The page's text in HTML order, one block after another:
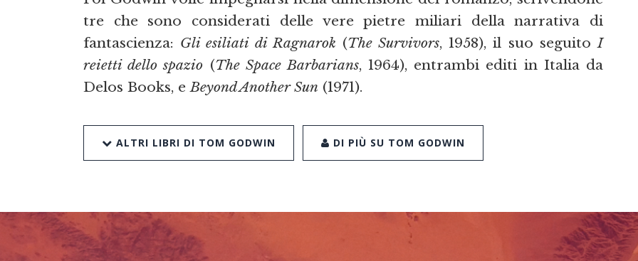
tre che sono considerati delle vere pietre miliari della narrativa di
fantascienza: Gli esiliati di Ragnarok (The Survivors, 1958), il suo seguitoI
reietti dello spazio (The Space Barbarians, 1964), entrambi editi in Italia da
Delos Books, eBeyond Another Sun (1971).
ALTRI LIBRI DI TOM GODWIN DI PIÙ SU TOM GODWIN